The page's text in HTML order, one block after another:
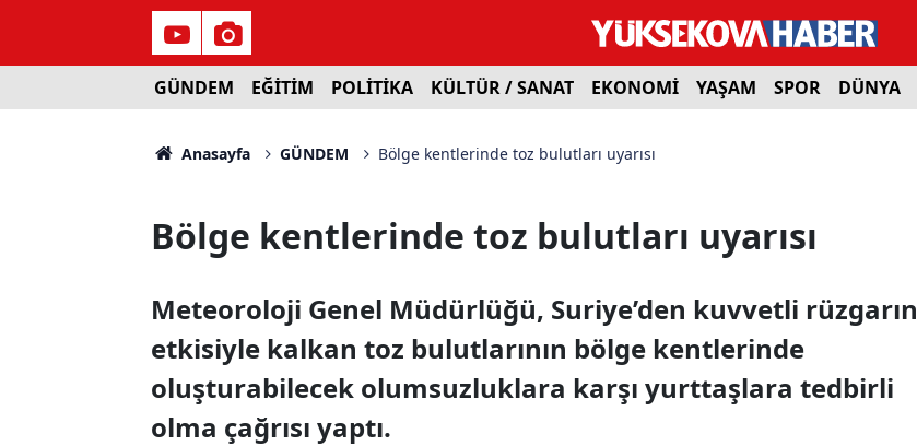
GÜNDEM EĞİTİM POLİTİKA KÜLTÜR / SANAT EKONOMİ YAŞAM SPOR DÜNYA
Anasayfa GÜNDEM Bölge kentlerinde toz bulutları uyarısı
Bölge kentlerinde toz bulutları uyarısı
Meteoroloji Genel Müdürlüğü, Suriye’den kuvvetli rüzgarın
etkisiyle kalkan toz bulutlarının bölge kentlerinde
oluşturabilecek olumsuzluklara karşı yurttaşlara tedbirli
olma çağrısı yaptı.